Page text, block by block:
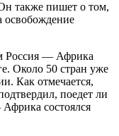
также пишет о том,
освобождение
Россия — Африка
Около 50 стран уже
Как отмечается,
поедет ли
состоялся